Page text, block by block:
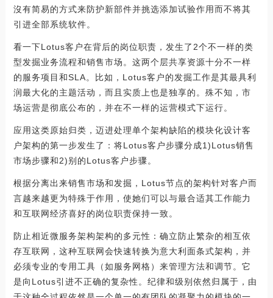
沒有简易的方式来防护新部件并挑选添加试验作用而不将其
引进全部系统软件。
看一下Lotus客户在背后的岗位职责，发生了2个不一样的类
型发掘业务流程和销售市场。这两个层共享资源十分不一样
的服务项目和SLA。比如，Lotus客户的发掘工作是其最具利
润最大化的主题活动，而且实质上也是独享的。殊不知，市
场运营是彻底公布的，并在不一样的运营模式下运行。
应用这类原始归类，迈进处理单个架构缺陷的模块化设计客
户架构的第一步发生了：将Lotus客户步骤分成1)Lotus销售
市场步骤和2)别的Lotus客户步骤。
根据分离出来销售市场和发掘，Lotus节点的架构针对客户而
言越来越更为特殊于作用，使她们可以与最合适其工作能力
和互联网经济喜好的岗位职责保持一致。
防止相近微服务架构架构的多元性：确立防止繁杂的相互依
存互联网，这种互联网会快速转换为意大利面条式架构，并
必须专业的专用工具（如服务网格）来管理方法和调节。它
是向Lotus引进不正确的复杂性。纪律和级别依然归属于，由